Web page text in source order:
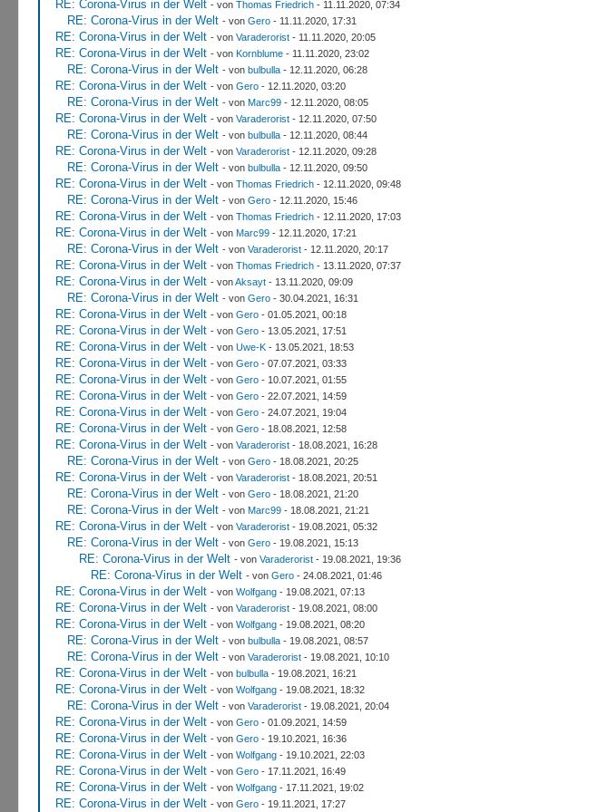
RE: Corona-Virus in der Welt - von Thomas Friedrich- 11.11.2020, 07:34
RE: Corona-Virus in der Welt - von Gero- 11.11.2020, 17:31
RE: Corona-Virus in der Welt - von Varaderorist- 11.11.2020, 20:05
RE: Corona-Virus in der Welt - von Kornblume- 11.11.2020, 23:02
RE: Corona-Virus in der Welt - von bulbulla- 12.11.2020, 06:28
RE: Corona-Virus in der Welt - von Gero- 12.11.2020, 03:20
RE: Corona-Virus in der Welt - von Marc99- 12.11.2020, 08:05
RE: Corona-Virus in der Welt - von Varaderorist- 12.11.2020, 07:50
RE: Corona-Virus in der Welt - von bulbulla- 12.11.2020, 08:44
RE: Corona-Virus in der Welt - von Varaderorist- 12.11.2020, 09:28
RE: Corona-Virus in der Welt - von bulbulla- 12.11.2020, 09:50
RE: Corona-Virus in der Welt - von Thomas Friedrich- 12.11.2020, 09:48
RE: Corona-Virus in der Welt - von Gero- 12.11.2020, 15:46
RE: Corona-Virus in der Welt - von Thomas Friedrich- 12.11.2020, 17:03
RE: Corona-Virus in der Welt - von Marc99- 12.11.2020, 17:21
RE: Corona-Virus in der Welt - von Varaderorist- 12.11.2020, 20:17
RE: Corona-Virus in der Welt - von Thomas Friedrich- 13.11.2020, 07:37
RE: Corona-Virus in der Welt - vonAksayt- 13.11.2020, 09:09
RE: Corona-Virus in der Welt - von Gero- 30.04.2021, 16:31
RE: Corona-Virus in der Welt - von Gero- 01.05.2021, 00:18
RE: Corona-Virus in der Welt - von Gero- 13.05.2021, 17:51
RE: Corona-Virus in der Welt - von Uwe-K- 13.05.2021, 18:53
RE: Corona-Virus in der Welt - von Gero- 07.07.2021, 03:33
RE: Corona-Virus in der Welt - von Gero- 10.07.2021, 01:55
RE: Corona-Virus in der Welt - von Gero- 22.07.2021, 14:59
RE: Corona-Virus in der Welt - von Gero- 24.07.2021, 19:04
RE: Corona-Virus in der Welt - von Gero- 18.08.2021, 12:58
RE: Corona-Virus in der Welt - von Varaderorist- 18.08.2021, 16:28
RE: Corona-Virus in der Welt - von Gero- 18.08.2021, 20:25
RE: Corona-Virus in der Welt - von Varaderorist- 18.08.2021, 20:51
RE: Corona-Virus in der Welt - von Gero- 18.08.2021, 21:20
RE: Corona-Virus in der Welt - von Marc99- 18.08.2021, 21:21
RE: Corona-Virus in der Welt - von Varaderorist- 19.08.2021, 05:32
RE: Corona-Virus in der Welt - von Gero- 19.08.2021, 15:13
RE: Corona-Virus in der Welt - von Varaderorist- 19.08.2021, 19:36
RE: Corona-Virus in der Welt - von Gero- 24.08.2021, 01:46
RE: Corona-Virus in der Welt - von Wolfgang- 19.08.2021, 07:13
RE: Corona-Virus in der Welt - von Varaderorist- 19.08.2021, 08:00
RE: Corona-Virus in der Welt - von Wolfgang- 19.08.2021, 08:20
RE: Corona-Virus in der Welt - von bulbulla- 19.08.2021, 08:57
RE: Corona-Virus in der Welt - von Varaderorist- 19.08.2021, 10:10
RE: Corona-Virus in der Welt - von bulbulla- 19.08.2021, 16:21
RE: Corona-Virus in der Welt - von Wolfgang- 19.08.2021, 18:32
RE: Corona-Virus in der Welt - von Varaderorist- 19.08.2021, 20:04
RE: Corona-Virus in der Welt - von Gero- 01.09.2021, 14:59
RE: Corona-Virus in der Welt - von Gero- 19.10.2021, 16:36
RE: Corona-Virus in der Welt - von Wolfgang- 19.10.2021, 22:03
RE: Corona-Virus in der Welt - von Gero- 17.11.2021, 16:49
RE: Corona-Virus in der Welt - von Wolfgang- 17.11.2021, 19:02
RE: Corona-Virus in der Welt - von Gero- 19.11.2021, 17:27